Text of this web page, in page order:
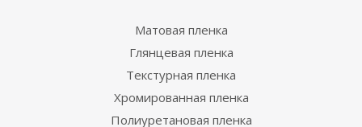
Матовая пленка
Глянцевая пленка
Текстурная пленка
Хромированная пленка
Полиуретановая пленка